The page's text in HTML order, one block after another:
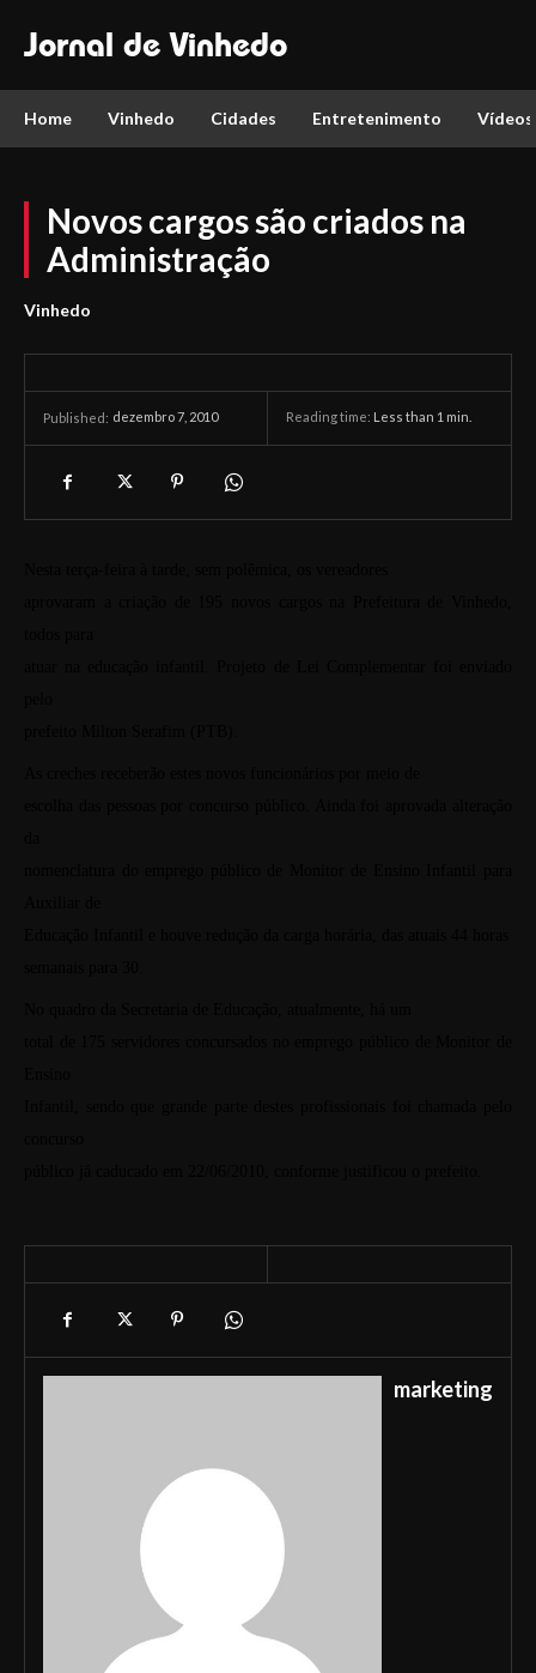
Jornal de Vinhedo
Home Vinhedo Cidades Entretenimento Vídeos
Novos cargos são criados na
Administração
Vinhedo
Published: dezembro 7, 2010 Reading time: Less than 1 min.
marketing